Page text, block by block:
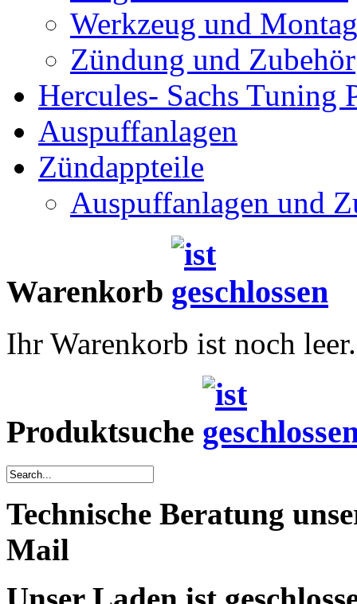
Werkzeug und
Zündung und Zubehör
Hercules- Sachs Tuning
Auspuffanlagen
Zündappteile
Auspuffanlagen und
Warenkorb
Ihr Warenkorb ist noch leer.
Produktsuche
Technische Beratung
Mail